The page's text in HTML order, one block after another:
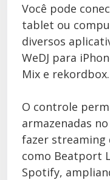
Você pode
tablet ou
diversos
WeDJ para
Mix e rekordbox.
O controle
armazenadas
fazer
como Beatport
Spotify,